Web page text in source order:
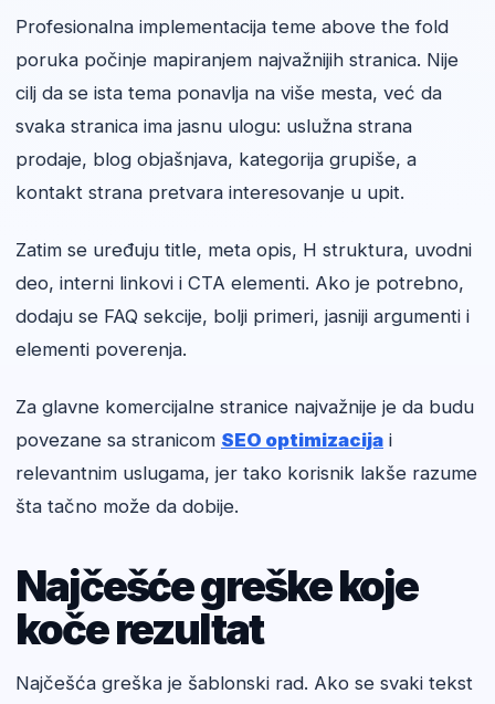
Profesionalna implementacija teme above the fold
poruka počinje mapiranjem najvažnijih stranica. Nije
cilj da se ista tema ponavlja na više mesta, već da
svaka stranica ima jasnu ulogu: uslužna strana
prodaje, blog objašnjava, kategorija grupiše, a
kontakt strana pretvara interesovanje u upit.
Zatim se uređuju title, meta opis, H struktura, uvodni
deo, interni linkovi i CTA elementi. Ako je potrebno,
dodaju se FAQ sekcije, bolji primeri, jasniji argumenti i
elementi poverenja.
Za glavne komercijalne stranice najvažnije je da budu
povezane sa stranicom SEO optimizacija i
relevantnim uslugama, jer tako korisnik lakše razume
šta tačno može da dobije.
Najčešće greške koje
koče rezultat
Najčešća greška je šablonski rad. Ako se svaki tekst